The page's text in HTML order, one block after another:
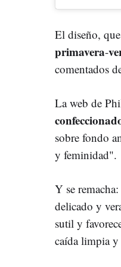
El diseño,
primavera-
comentados
La web de
sobre fondo
y feminidad".
Y se
delicado y
sutil y
caída limpia